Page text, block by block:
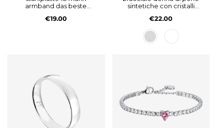
armband das beste
€19.00
sintetiche con cristalli
€22.00